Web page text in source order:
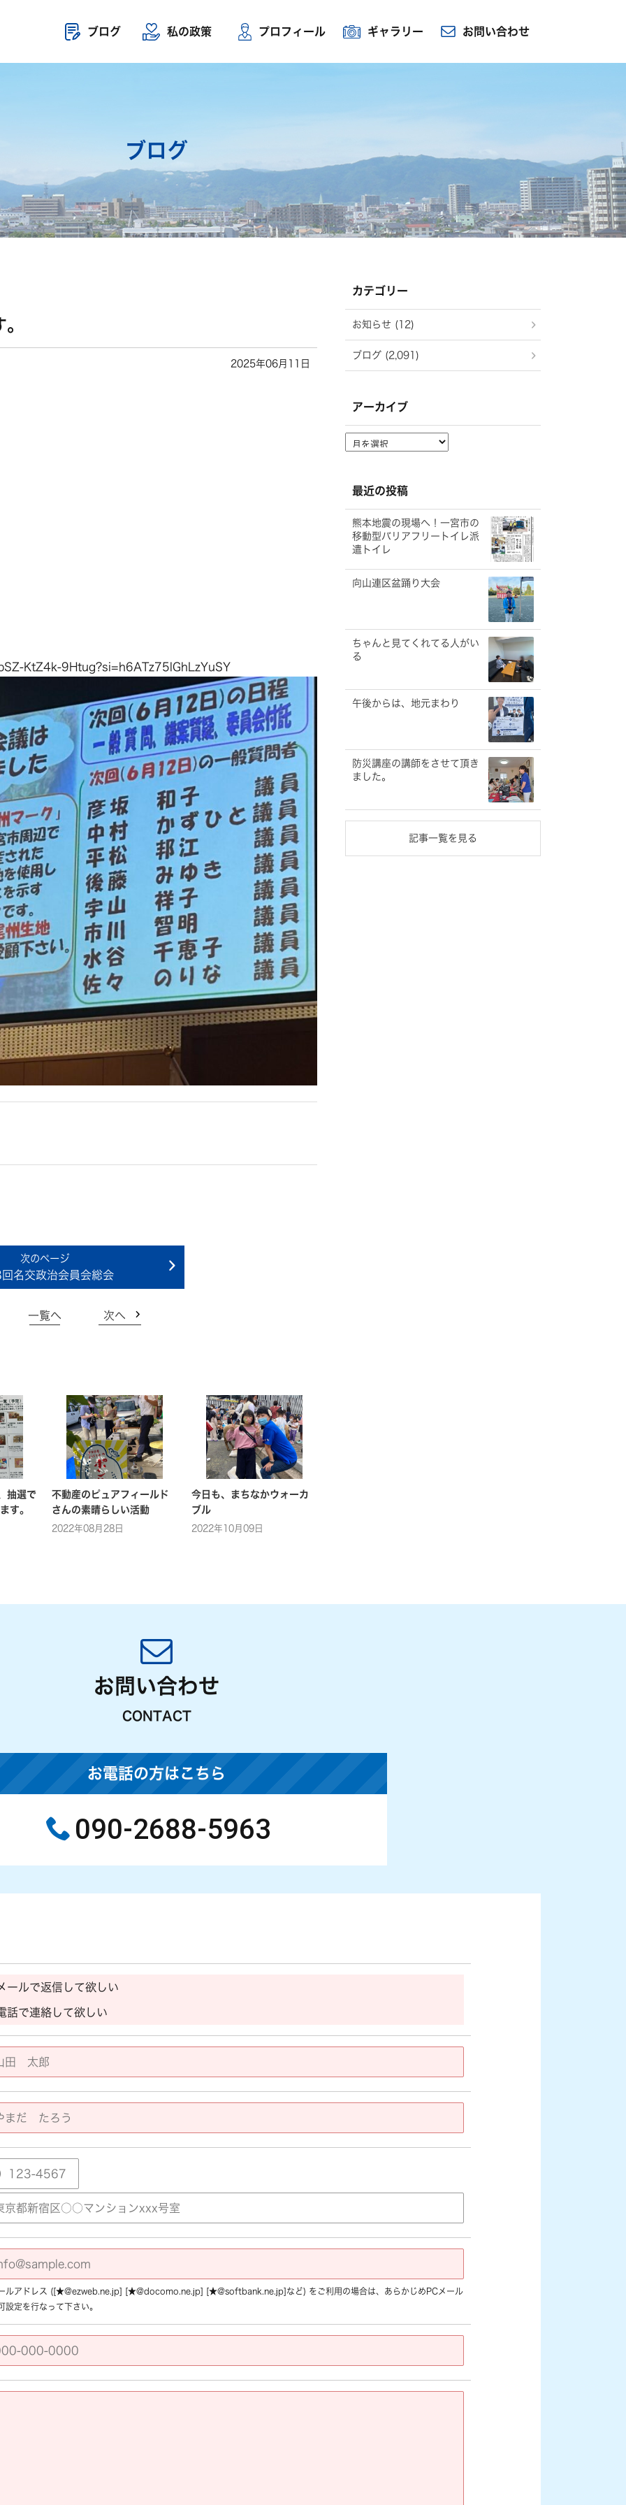
ブログ 私の政策 プロフィール ギャラリー お問い合わせ
ブログ
2025年06月11日
KtZ4k-9Htug?si=h6ATz75lGhLzYuSY
名交政治会員会総会
一覧へ 次へ
抽選で
す。
不動産のピュアフィールド
さんの素晴らしい活動
2022年08月28日
今日も、まちなかウォーカ
ブル
2022年10月09日
カテゴリー
お知らせ (12)
ブログ (2,091)
アーカイブ
ア
ー
ブ
最近の投稿
熊本地震の現場へ！一宮市の
移動型バリアフリートイレ派
遣トイレ
向山連区盆踊り大会
ちゃんと見てくれてる人がい
る
午後からは、地元まわり
防災講座の講師をさせて頂き
ました。
記事一覧を見る
お問い合わせ
CONTACT
お電話の方はこちら
090-2688-5963
ールで返信して欲しい
話で連絡して欲しい
ルアドレス ([★@ezweb.ne.jp] [★@docomo.ne.jp] [★@softbank.ne.jp]など) をご利用の場合は、あらかじめPCメール
設定を行なって下さい。